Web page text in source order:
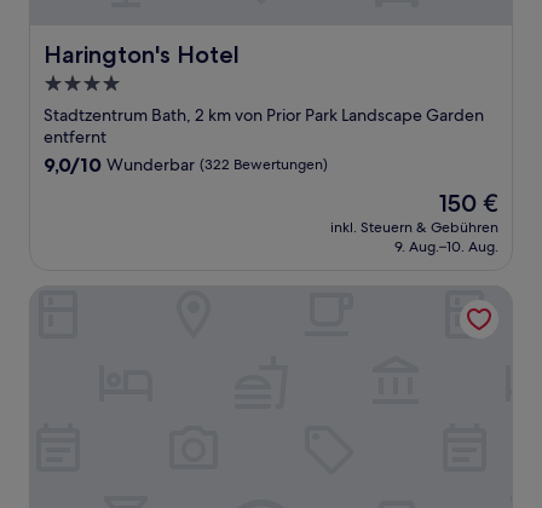
Harington's Hotel
Harington's Hotel
4.0-
Sterne-
Unterkunft
Stadtzentrum Bath, 2 km von Prior Park Landscape Garden
entfernt
9.0
9,0/10 Wunderbar (322 Bewertungen)
Der
Preis
beträgt
150 €
inkl. Steuern & Gebühren
9. Aug.–10. Aug.